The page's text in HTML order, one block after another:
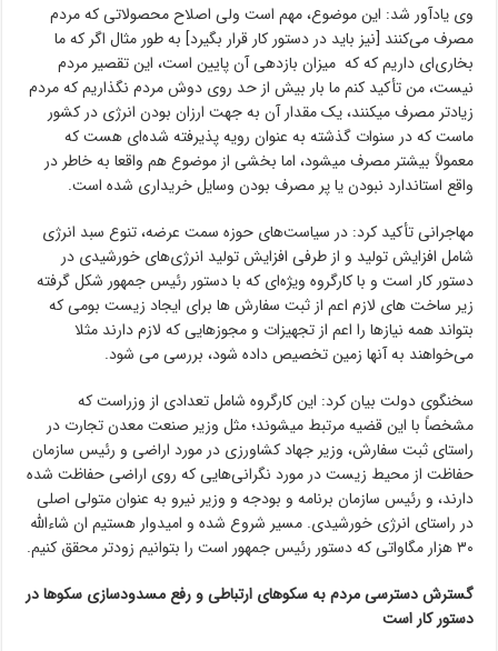
وی یادآور شد: این موضوع، مهم است ولی اصلاح محصولاتی که مردم
مصرف می‌کنند [نیز باید در دستور کار قرار بگیرد] به طور مثال اگر که ما
بخاری‌ای داریم که که میزان بازدهی آن پایین است، این تقصیر مردم
نیست، من تأکید کنم ما بار بیش از حد روی دوش مردم نگذاریم که مردم
زیادتر مصرف میکنند، یک مقدار آن به جهت ارزان بودن انرژی در کشور
ماست که در سنوات گذشته به عنوان رویه پذیرفته شده‌ای هست که
معمولاً بیشتر مصرف میشود، اما بخشی از موضوع هم واقعا به خاطر در
واقع استاندارد نبودن یا پر مصرف بودن وسایل خریداری شده است.
مهاجرانی تأکید کرد: در سیاست‌های حوزه سمت عرضه، تنوع سبد انرژی
شامل افزایش تولید و از طرفی افزایش تولید انرژی‌های خورشیدی در
دستور کار است و با کارگروه ویژه‌ای که با دستور رئیس جمهور شکل گرفته
زیر ساخت های لازم اعم از ثبت سفارش ها برای ایجاد زیست بومی که
بتواند همه نیازها را اعم از تجهیزات و مجوزهایی که لازم دارند مثلا
می‌خواهند به آنها زمین تخصیص داده شود، بررسی می شود.
سخنگوی دولت بیان کرد: این کارگروه شامل تعدادی از وزراست که
مشخصاً با این قضیه مرتبط میشوند؛ مثل وزیر صنعت معدن تجارت در
راستای ثبت سفارش، وزیر جهاد کشاورزی در مورد اراضی و رئیس سازمان
حفاظت از محیط زیست در مورد نگرانی‌هایی که روی اراضی حفاظت شده
دارند، و رئیس سازمان برنامه و بودجه و وزیر نیرو به عنوان متولی اصلی
در راستای انرژی خورشیدی. مسیر شروع شده و امیدوار هستیم ان شاءالله
۳۰ هزار مگاواتی که دستور رئیس جمهور است را بتوانیم زودتر محقق کنیم.
گسترش دسترسی مردم به سکوهای ارتباطی و رفع مسدودسازی سکوها در
دستور کار است